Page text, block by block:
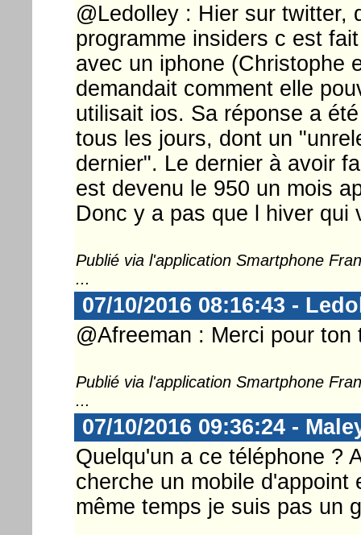
@Ledolley : Hier sur twitter,
programme insiders c est
avec un iphone (Christophe
demandait comment elle
utilisait ios. Sa réponse a
tous les jours, dont un
dernier". Le dernier à avoir
est devenu le 950 un mois
Donc y a pas que l hiver qui
Publié via l'application Smartphone
...
07/10/2016 08:16:43 -
@Afreeman : Merci pour ton
Publié via l'application Smartphone
...
07/10/2016 09:36:24 -
Quelqu'un a ce téléphone ?
cherche un mobile d'appoint
même temps je suis pas un